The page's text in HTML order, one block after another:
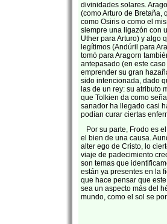
divinidades solares.
(como Arturo de Bretaña,
como Osiris o como el
siempre una ligazón con
Uther para Arturo) y algo
legítimos (Andúril para
tomó para Aragorn
antepasado (en este
emprender su gran
sido intencionada, dado
las de un rey: su atributo
que Tolkien da como
sanador ha llegado casi
podían curar ciertas
Por su parte, Frodo es
el bien de una causa.
alter ego de Cristo, lo
viaje de padecimiento
son temas que
están ya presentes en la
que hace pensar que
sea un aspecto más del
mundo, como el sol se